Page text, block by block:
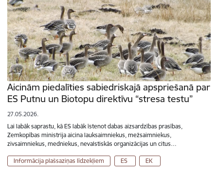
Aicinām piedalīties sabiedriskajā apspriešanā par
ES Putnu un Biotopu direktīvu “stresa testu”
27.05.2026.
Lai labāk saprastu, kā ES labāk īstenot dabas aizsardzības prasības,
Zemkopības ministrija aicina lauksaimniekus, mežsaimniekus,
zivsaimniekus, medniekus, nevalstiskās organizācijas un citus…
Informācija plašsaziņas līdzekļiem ES EK